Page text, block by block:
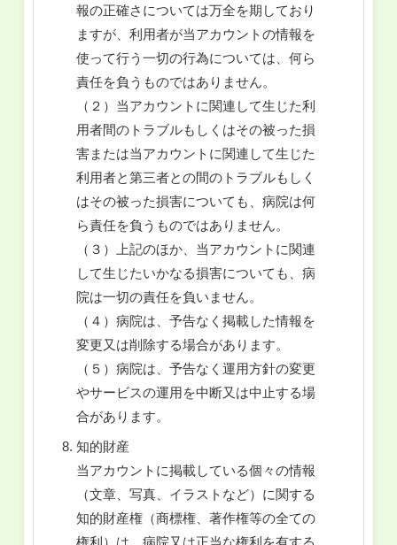
報の正確さについては万全を期しており
ますが、利用者が当アカウントの情報を
使って行う一切の行為については、何ら
責任を負うものではありません。
（２）当アカウントに関連して生じた利
用者間のトラブルもしくはその被った損
害または当アカウントに関連して生じた
利用者と第三者との間のトラブルもしく
はその被った損害についても、病院は何
ら責任を負うものではありません。
（３）上記のほか、当アカウントに関連
して生じたいかなる損害についても、病
院は一切の責任を負いません。
（４）病院は、予告なく掲載した情報を
変更又は削除する場合があります。
（５）病院は、予告なく運用方針の変更
やサービスの運用を中断又は中止する場
合があります。
知的財産
当アカウントに掲載している個々の情報
（文章、写真、イラストなど）に関する
知的財産権（商標権、著作権等の全ての